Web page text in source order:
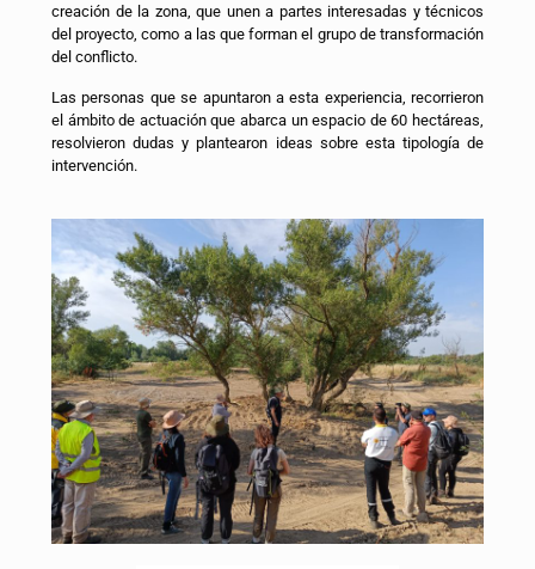
creación de la zona, que unen a partes interesadas y técnicos
del proyecto, como a las que forman el grupo de transformación
del conflicto.
Las personas que se apuntaron a esta experiencia, recorrieron
el ámbito de actuación que abarca un espacio de 60 hectáreas,
resolvieron dudas y plantearon ideas sobre esta tipología de
intervención.